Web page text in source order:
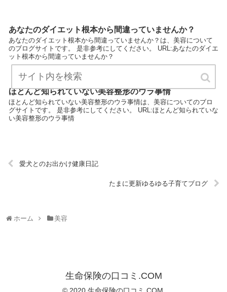
あなたのダイエット根本から間違っていませんか？
あなたのダイエット根本から間違っていませんか？は、美容について
のブログサイトです。 是非参考にしてください。 URL:あなたのダイエ
ット根本から間違っていませんか？
ほとんど知られていない美容整形のウラ事情
ほとんど知られていない美容整形のウラ事情は、美容についてのブロ
グサイトです。 是非参考にしてください。 URL:ほとんど知られていな
い美容整形のウラ事情
愛犬とのお出かけ健康日記
たまに更新ゆるゆる子育てブログ
ホーム 美容
生命保険の口コミ.COM